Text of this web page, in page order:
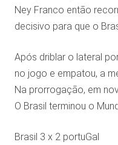
Ney Franco então
decisivo para que o
Após driblar o lateral
no jogo e empatou, a
Na prorrogação, em
O Brasil terminou o
Brasil 3 x 2 portuGal